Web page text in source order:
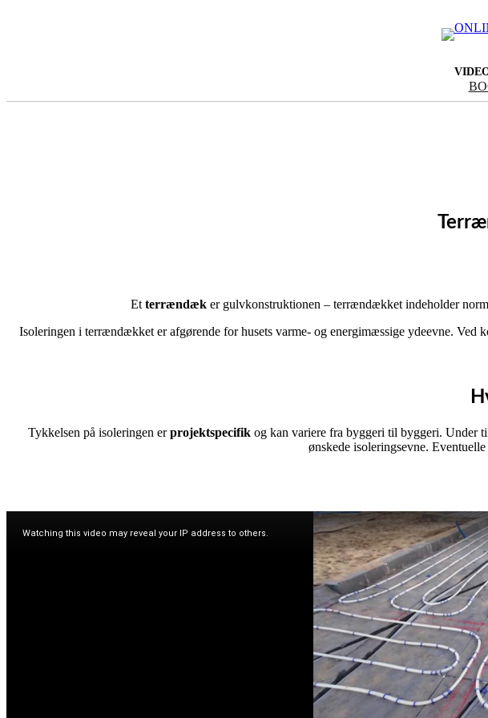
Et terrændæk er gulvkonstruktionen – terrændækket indeholder
Isoleringen i terrændækket er afgørende for husets varme- og energimæssige ydeevne.
Tykkelsen på isoleringen erprojektspecifik og kan variere fra byggeri til byggeri. Under
ønskede isoleringsevne.